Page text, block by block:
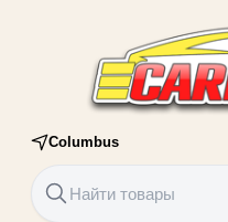
Columbus